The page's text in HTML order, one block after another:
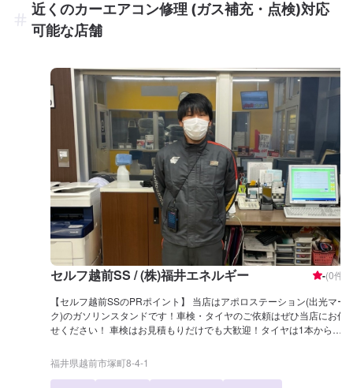
近くのカーエアコン修理 (ガス補充・点検)対応
可能な店舗
セルフ越前SS / (株)福井エネルギー -(0件)
【セルフ越前SSのPRポイント】 当店はアポロステーション(出光マー
ク)のガソリンスタンドです！車検・タイヤのご依頼はぜひ当店にお任
せください！ 車検はお見積もりだけでも大歓迎！タイヤは1本からで
ン・軽油が10円/L引きです！ 【営業時間】 整備受付時間：9：00〜
18：30 給油営業時間：7：00〜23：00 【サービスルームについて】
福井県越前市塚町8-4-1